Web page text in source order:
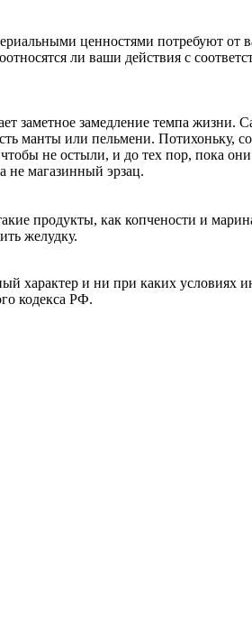
ценностями потребуют от
ли ваши действия с
заметное замедление темпа жизни.
манты или пельмени. Потихоньку,
не остыли, и до тех пор, пока они
не магазинный эрзац.
продукты, как копчености и
желудку.
характер и ни при каких условиях
кодекса РФ.